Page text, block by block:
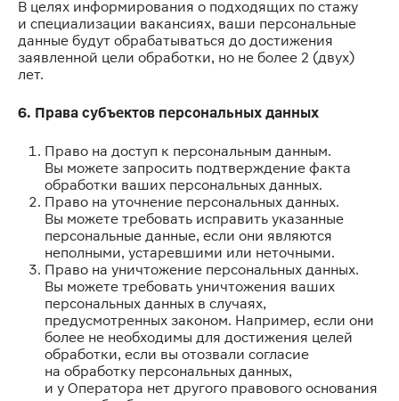
В целях информирования о подходящих по стажу
и специализации вакансиях, ваши персональные
данные будут обрабатываться до достижения
заявленной цели обработки, но не более 2 (двух)
лет.
6. Права субъектов персональных данных
Право на доступ к персональным данным.
Вы можете запросить подтверждение факта
обработки ваших персональных данных.
Право на уточнение персональных данных.
Вы можете требовать исправить указанные
персональные данные, если они являются
неполными, устаревшими или неточными.
Право на уничтожение персональных данных.
Вы можете требовать уничтожения ваших
персональных данных в случаях,
предусмотренных законом. Например, если они
более не необходимы для достижения целей
обработки, если вы отозвали согласие
на обработку персональных данных,
и у Оператора нет другого правового основания